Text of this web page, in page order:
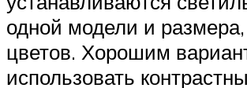
одной модели и
цветов. Хорошим
использовать